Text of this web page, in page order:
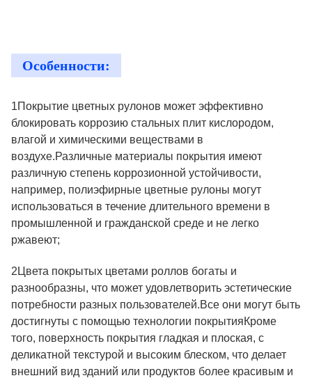
Особенности:
1Покрытие цветных рулонов может эффективно
блокировать коррозию стальных плит кислородом,
влагой и химическими веществами в
воздухе.Различные материалы покрытия имеют
различную степень коррозионной устойчивости,
например, полиэфирные цветные рулоны могут
использоваться в течение длительного времени в
промышленной и гражданской среде и не легко
ржавеют;
2Цвета покрытых цветами роллов богаты и
разнообразны, что может удовлетворить эстетические
потребности разных пользователей.Все они могут быть
достигнуты с помощью технологии покрытияКроме
того, поверхность покрытия гладкая и плоская, с
деликатной текстурой и высоким блеском, что делает
внешний вид зданий или продуктов более красивым и